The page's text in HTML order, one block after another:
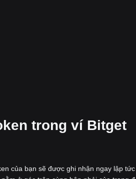
trong ví Bitget
của bạn sẽ được ghi nhận ngay lập